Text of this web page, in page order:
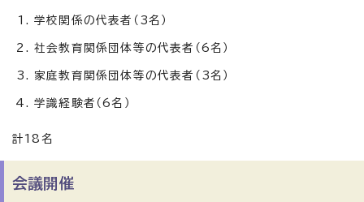
学校関係の代表者（3名）
社会教育関係団体等の代表者（6名）
家庭教育関係団体等の代表者（3名）
学識経験者（6名）
計18名
会議開催